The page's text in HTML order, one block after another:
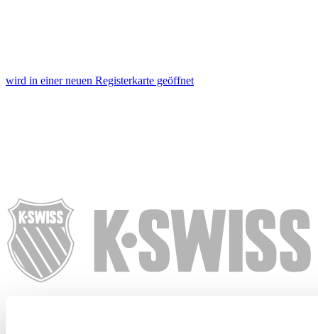
wird in einer neuen Registerkarte geöffnet